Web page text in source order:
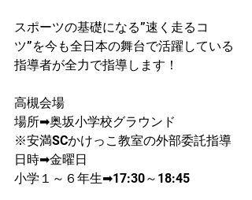
スポーツの基礎になる”速く走るコ
ツ”を今も全日本の舞台で活躍している
指導者が​全力で指導します！
高槻会場
場所➡奥坂小学校グラウンド
​※安満SCかけっこ教室の外部委託指導
日時➡金曜日
小学​１～６年生➡17:30～18:45